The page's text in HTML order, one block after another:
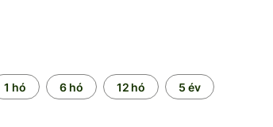
1 hó 6 hó 12 hó 5 év